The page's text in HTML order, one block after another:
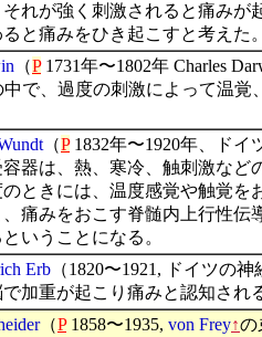
れが強く刺激されると痛み
と痛みをひき起こすと考えた
（P1731年〜1802年 Charles
中で、過度の刺激によって温
（P1832年〜1920年、ドイ
容器は、熱、寒冷、触刺激な
ときには、温度感覚や触覚
痛みをおこす脊髄内上行性
いうことになる。
Erb （1820〜1921, ドイツの神
加重が起こり痛みと認知され
（P1858〜1935, von Frey↑の